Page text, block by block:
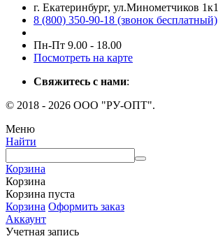
г. Екатеринбург, ул.Минометчиков 1к1
8 (800) 350-90-18 (звонок бесплатный)
Пн-Пт 9.00 - 18.00
Посмотреть на карте
Свяжитесь с нами:
© 2018 - 2026 ООО "РУ-ОПТ".
Меню
Найти
Корзина
Корзина
Корзина пуста
Корзина Оформить заказ
Аккаунт
Учетная запись